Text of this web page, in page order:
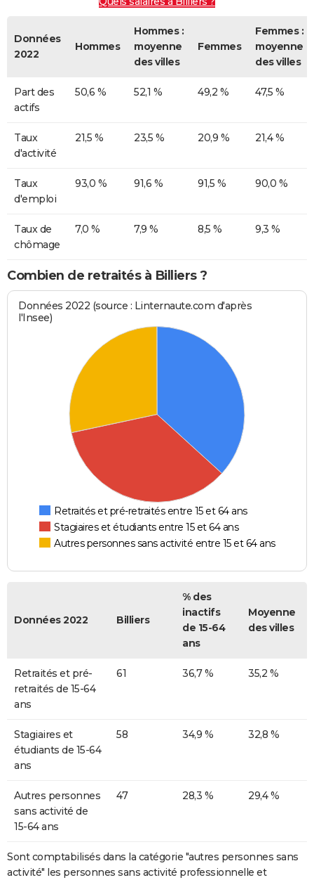
Données
2022
Hommes
Hommes :
moyenne
des villes
Femmes
Femmes :
moyenne
des villes
Part des
actifs
50,6 % 52,1 % 49,2 % 47,5 %
Taux
d'activité
21,5 % 23,5 % 20,9 % 21,4 %
Taux
d'emploi
93,0 % 91,6 % 91,5 % 90,0 %
Taux de
chômage
7,0 % 7,9 % 8,5 % 9,3 %
Combien de retraités à Billiers ?
Données 2022 (source : Linternaute.com d'après
l'Insee)
Retraités et pré-retraités entre 15 et 64 ans
Stagiaires et étudiants entre 15 et 64 ans
Autres personnes sans activité entre 15 et 64 ans
Données 2022 Billiers
% des
inactifs
de 15-64
ans
Moyenne
des villes
Retraités et pré-
retraités de 15-64
ans
61 36,7 % 35,2 %
Stagiaires et
étudiants de 15-64
ans
58 34,9 % 32,8 %
Autres personnes
sans activité de
15-64 ans
47 28,3 % 29,4 %
Sont comptabilisés dans la catégorie "autres personnes sans
activité" les personnes sans activité professionnelle et